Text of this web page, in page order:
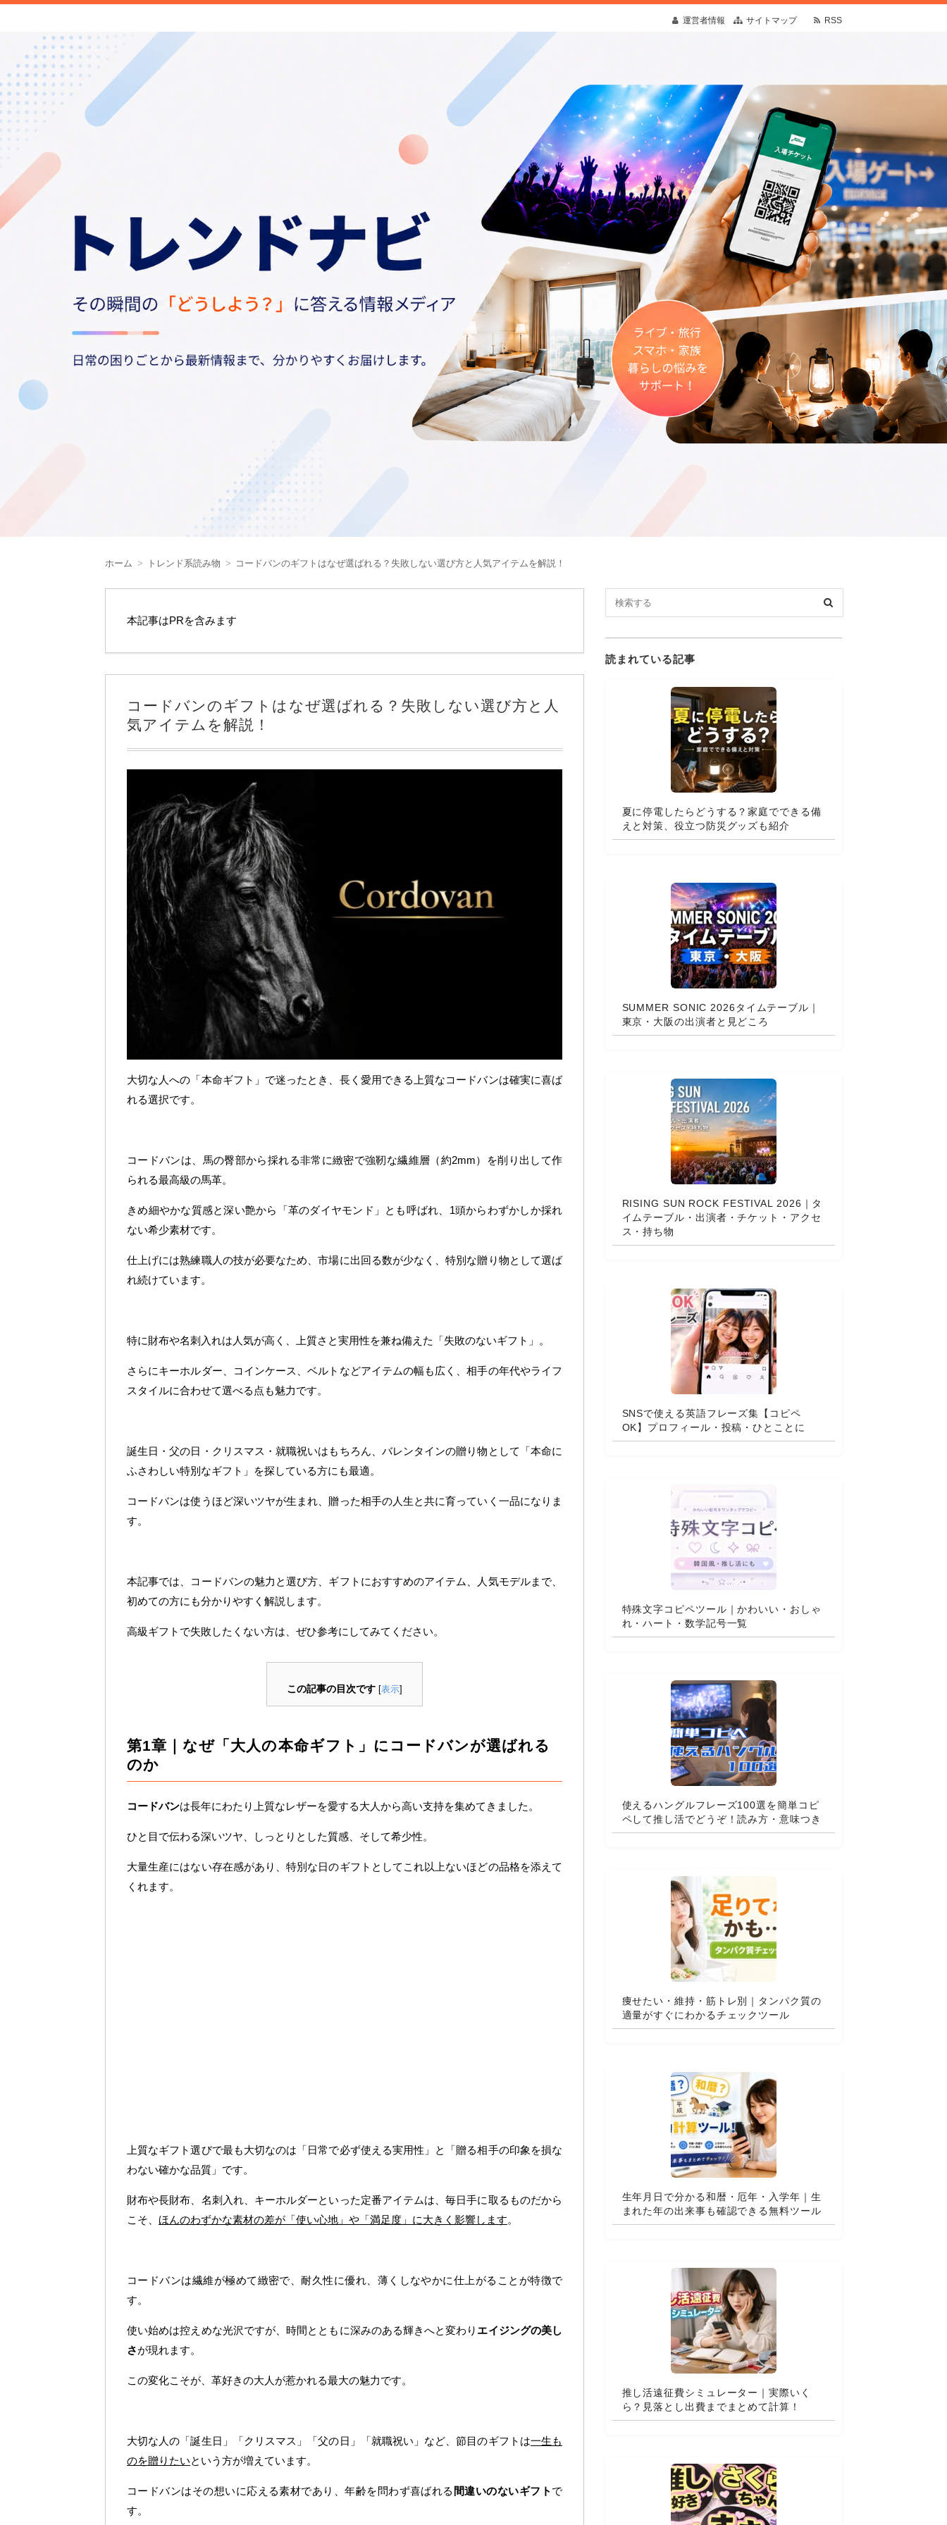
運営者情報 サイトマップ RSS
トレンドナビ｜旬の情報や話題の商品をお届けします
新商品や面白い話題など旬のトレンドをご紹介しています。みなさんが検索することこそトレンド。日常の疑問や予想外の出来事にも寄り添う情報を発
信します。
ホーム トレンド系読み物 コードバンのギフトはなぜ選ばれる？失敗しない選び方と人気アイテムを解説！
本記事はPRを含みます
コードバンのギフトはなぜ選ばれる？失敗しない選び方と人
気アイテムを解説！
大切な人への「本命ギフト」で迷ったとき、長く愛用できる上質なコードバンは確実に喜ば
れる選択です。
コードバンは、馬の臀部から採れる非常に緻密で強靭な繊維層（約2mm）を削り出して作
られる最高級の馬革。
きめ細やかな質感と深い艶から「革のダイヤモンド」とも呼ばれ、1頭からわずかしか採れ
ない希少素材です。
仕上げには熟練職人の技が必要なため、市場に出回る数が少なく、特別な贈り物として選ば
れ続けています。
特に財布や名刺入れは人気が高く、上質さと実用性を兼ね備えた「失敗のないギフト」。
さらにキーホルダー、コインケース、ベルトなどアイテムの幅も広く、相手の年代やライフ
スタイルに合わせて選べる点も魅力です。
誕生日・父の日・クリスマス・就職祝いはもちろん、バレンタインの贈り物として「本命に
ふさわしい特別なギフト」を探している方にも最適。
コードバンは使うほど深いツヤが生まれ、贈った相手の人生と共に育っていく一品になりま
す。
本記事では、コードバンの魅力と選び方、ギフトにおすすめのアイテム、人気モデルまで、
初めての方にも分かりやすく解説します。
高級ギフトで失敗したくない方は、ぜひ参考にしてみてください。
この記事の目次です [表示]
第1章｜なぜ「大人の本命ギフト」にコードバンが選ばれる
のか
コードバンは長年にわたり上質なレザーを愛する大人から高い支持を集めてきました。
ひと目で伝わる深いツヤ、しっとりとした質感、そして希少性。
大量生産にはない存在感があり、特別な日のギフトとしてこれ以上ないほどの品格を添えて
くれます。
上質なギフト選びで最も大切なのは「日常で必ず使える実用性」と「贈る相手の印象を損な
わない確かな品質」です。
財布や長財布、名刺入れ、キーホルダーといった定番アイテムは、毎日手に取るものだから
こそ、 ほんのわずかな素材の差が「使い心地」や「満足度」に大きく影響します。
コードバンは繊維が極めて緻密で、耐久性に優れ、薄くしなやかに仕上がることが特徴で
す。
使い始めは控えめな光沢ですが、時間とともに深みのある輝きへと変わり エイジングの美し
さが現れます。
この変化こそが、革好きの大人が惹かれる最大の魅力です。
大切な人の「誕生日」「クリスマス」「父の日」「就職祝い」など、節目のギフトは一生も
のを贈りたいという方が増えています。
コードバンはその想いに応える素材であり、年齢を問わず喜ばれる 間違いのないギフト で
す。
読まれている記事
夏に停電したらどうする？家庭でできる備
えと対策、役立つ防災グッズも紹介
SUMMER SONIC 2026タイムテーブル｜
東京・大阪の出演者と見どころ
RISING SUN ROCK FESTIVAL 2026｜タ
イムテーブル・出演者・チケット・アクセ
ス・持ち物
SNSで使える英語フレーズ集【コピペ
OK】プロフィール・投稿・ひとことに
特殊文字コピペツール｜かわいい・おしゃ
れ・ハート・数学記号一覧
使えるハングルフレーズ100選を簡単コピ
ペして推し活でどうぞ！読み方・意味つき
痩せたい・維持・筋トレ別｜タンパク質の
適量がすぐにわかるチェックツール
生年月日で分かる和暦・厄年・入学年｜生
まれた年の出来事も確認できる無料ツール
推し活遠征費シミュレーター｜実際いく
ら？見落とし出費までまとめて計算！